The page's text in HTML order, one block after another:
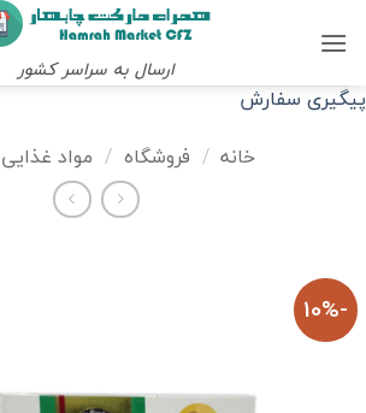
ارسال به سراسر کشور
پیگیری سفارش
خانه / فروشگاه / مواد غذایی
-10%